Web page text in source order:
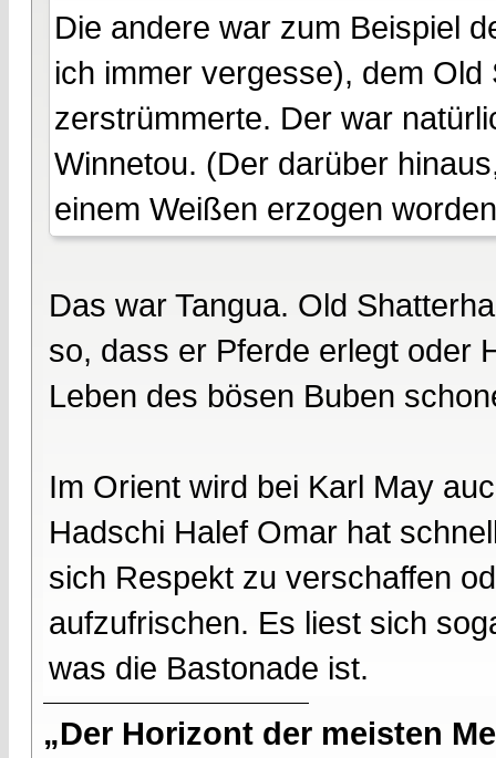
Die andere war zum Beispiel
ich immer vergesse), dem
zerstrümmerte. Der war
Winnetou. (Der darüber
einem Weißen erzogen
Das war Tangua. Old
so, dass er Pferde erlegt oder
Leben des bösen Buben
Im Orient wird bei Karl May
Hadschi Halef Omar hat
sich Respekt zu verschaffen
aufzufrischen. Es liest sich
was die Bastonade ist.
„Der Horizont der meisten